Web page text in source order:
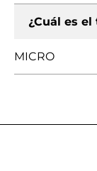
¿Cuál es
MICRO